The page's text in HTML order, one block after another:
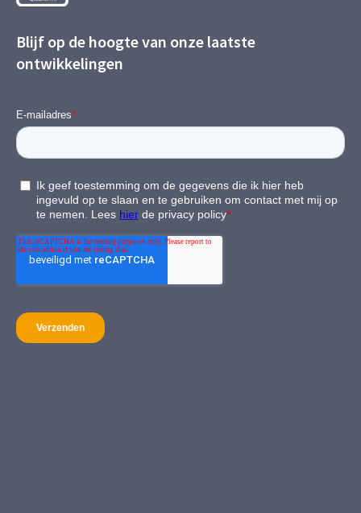
Blijf op de hoogte van onze laatste
ontwikkelingen